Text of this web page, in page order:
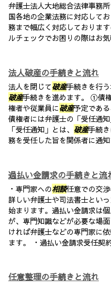
弁護士法人大地総合法律事務
国各地の企業法務に対応して
務まで幅広く対応しておりま
ルチェックでお困りの際はお
法人破産の手続きと流れ
法人を閉じて破産手続きを行
破産手続きを進めます。 ①債
権者や従業員に破産予定であ
債権者には弁護士の「受任通
「受任通知」とは、 破産手続
務を受任した旨を関係者に通
過払い金請求の手続きと流
・専門家への相談任意での交
詳しい弁護士や司法書士とい
始まります。過払い金請求は
が、専門知識などが必要な場
ければ弁護士などの専門家に
ます。 ・過払い金請求受任契
任意整理の手続きと流れ